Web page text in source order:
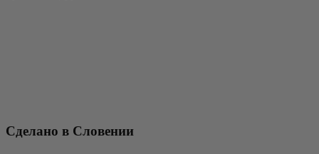
Сделано в Словении